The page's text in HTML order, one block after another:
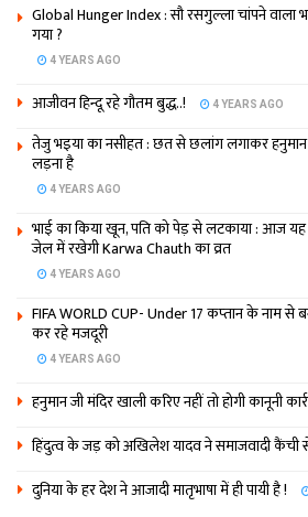
Global Hunger Index : सौ रसगुल्‍ला चांपने वाला
गया ?
4 YEARS AGO
आजीवन हिन्दू रहे गौतम बुद्ध..! 4 YEARS AGO
तेजु भइया का नसीहत : छत से छलांग लगाकर
लड़ना है
4 YEARS AGO
भाई का किया खून, पति को पेड़ से लटकाया : आज यह
जेल में रखेगी Karwa Chauth का व्रत
4 YEARS AGO
FIFA WORLD CUP- Under 17 कप्‍तान के नाम से
कर रहे मजदूरी
4 YEARS AGO
हनुमान जी मंदिर खाली करिए नहीं तो होगी कानूनी
हिंदुत्व के जड़ को अखिलेश यादव ने समाजवादी कैंची
दुनिया के हर देश ने आजादी मातृभाषा में ही पायी है !